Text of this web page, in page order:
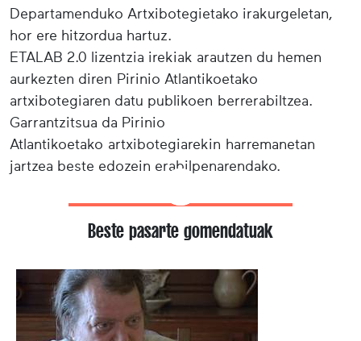
Departamenduko Artxibotegietako irakurgeletan,
hor ere hitzordua hartuz.
ETALAB 2.0 lizentzia irekiak arautzen du hemen
aurkezten diren Pirinio Atlantikoetako
artxibotegiaren datu publikoen berrerabiltzea.
Garrantzitsua da Pirinio
Atlantikoetako artxibotegiarekin harremanetan
jartzea beste edozein erabilpenarendako.
Beste pasarte gomendatuak